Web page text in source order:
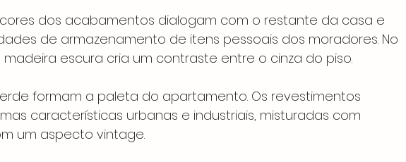
dos acabamentos dialogam com o restante da casa e
de armazenamento de itens pessoais dos moradores. No
escura cria um contraste entre o cinza do piso.
formam a paleta do apartamento. Os revestimentos
características urbanas e industriais, misturadas com
um aspecto vintage.